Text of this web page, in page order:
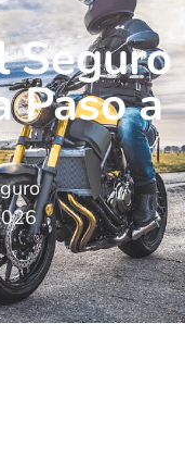
Seguro
Paso a